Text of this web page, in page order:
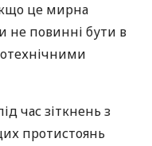
це мирна
не повинні бути в
час зіткнень з
протистоянь